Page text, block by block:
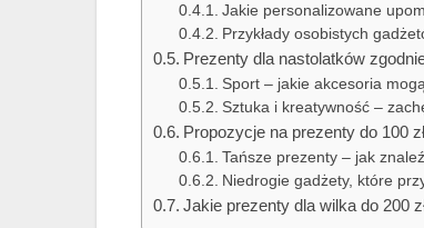
Jakie personalizowane
Przykłady osobistych
Prezenty dla nastolatków
Sport – jakie akcesoria
Sztuka i kreatywność –
Propozycje na prezenty do 100
Tańsze prezenty – jak
Niedrogie gadżety, które
Jakie prezenty dla wilka do 200